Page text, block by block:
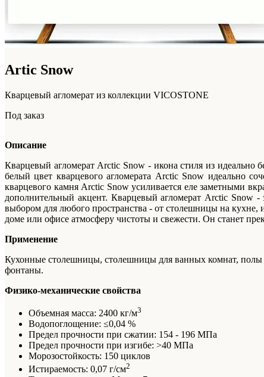
Artic Snow
Кварцевый агломерат из коллекции VICOSTONE
Под заказ
Описание
Кварцевый агломерат Arctic Snow - икона стиля из идеально
белый цвет кварцевого агломерата Arctic Snow идеально
кварцевого камня Arctic Snow усиливается еле заметными
дополнительный акцент. Кварцевый агломерат Arctic
выбором для любого пространства - от столешницы на кухне,
доме или офисе атмосферу чистоты и свежести. Он станет
Применение
Кухонные столешницы, столешницы для ванных комнат, полы
фонтаны.
Физико-механические свойства
Объемная масса: 2400 кг/м3
Водопоглощение: ≤0,04 %
Предел прочности при сжатии: 154 - 196 МПа
Предел прочности при изгибе: >40 МПа
Морозостойкость: 150 циклов
Истираемость: 0,07 г/см2